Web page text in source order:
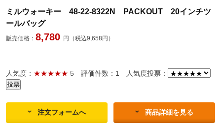
ミルウォーキー 48-22-8322N PACKOUT 20インチツ
ールバッグ
販売価格： 8,780 円（税込9,658円）
人気度： ★★★★★ 5 評価件数：1 人気度投票：
注文フォームへ 商品詳細を見る